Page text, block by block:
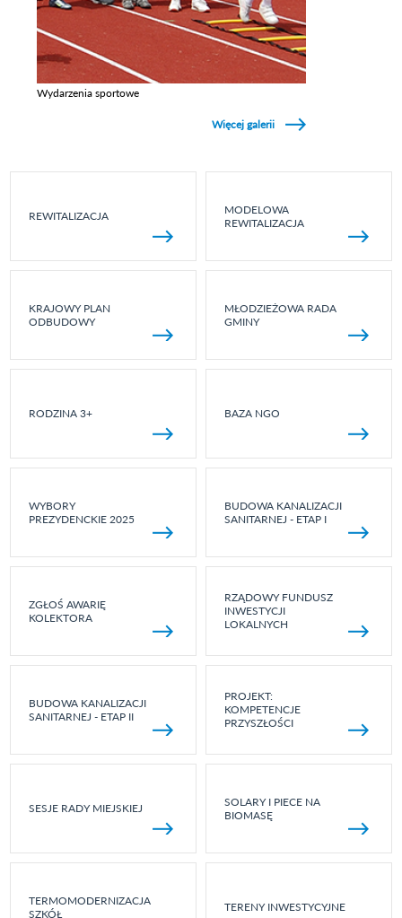
Wydarzenia sportowe
Więcej galerii
REWITALIZACJA
MODELOWA
REWITALIZACJA
KRAJOWY PLAN
ODBUDOWY
MŁODZIEŻOWA RADA
GMINY
RODZINA 3+ BAZA NGO
WYBORY
PREZYDENCKIE 2025
BUDOWA KANALIZACJI
SANITARNEJ - ETAP I
ZGŁOŚ AWARIĘ
KOLEKTORA
RZĄDOWY FUNDUSZ
INWESTYCJI
LOKALNYCH
BUDOWA KANALIZACJI
SANITARNEJ - ETAP II
PROJEKT:
KOMPETENCJE
PRZYSZŁOŚCI
SESJE RADY MIEJSKIEJ
SOLARY I PIECE NA
BIOMASĘ
TERMOMODERNIZACJA
SZKÓŁ
TERENY INWESTYCYJNE